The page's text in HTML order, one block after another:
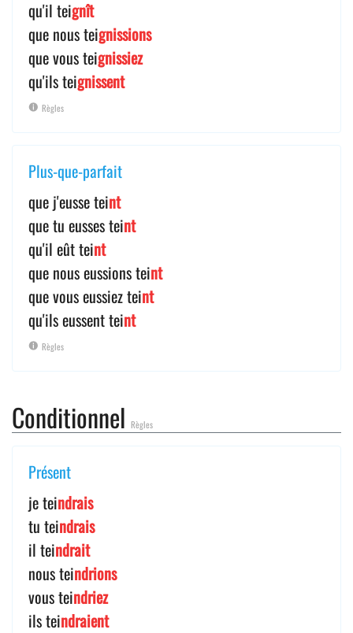
qu'il teignît
que nous teignissions
que vous teignissiez
qu'ils teignissent
Règles
Plus-que-parfait
que j'eusse teint
que tu eusses teint
qu'il eût teint
que nous eussions teint
que vous eussiez teint
qu'ils eussent teint
Règles
Conditionnel Règles
Présent
je teindrais
tu teindrais
il teindrait
nous teindrions
vous teindriez
ils teindraient